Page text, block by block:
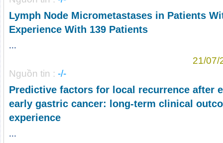
Lymph Node Micrometastases in Patients
Experience With 139 Patients
...
21/07/
Nguồn tin : -/-
Predictive factors for local recurrence after
early gastric cancer: long-term clinical
experience
...